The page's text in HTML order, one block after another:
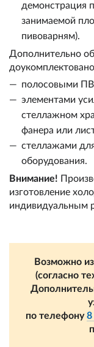
демонстрация
занимаемой
пивоварням).
Дополнительно
полосовыми
элементами
стеллажном
фанера или
стеллажами
оборудования.
Внимание!
изготовление
индивидуальным
Возможно
(согласно
по телефону8